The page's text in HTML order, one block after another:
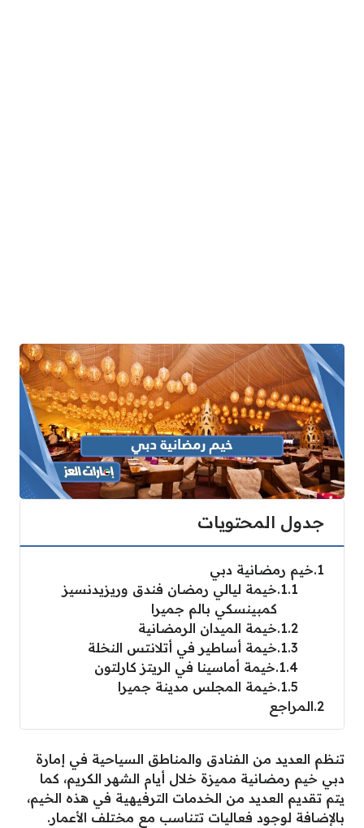
جدول المحتويات
1 خيم رمضانية دبي
1.1 خيمة ليالي رمضان فندق وريزيدنسيز
كمبينسكي بالم جميرا
1.2 خيمة الميدان الرمضانية
1.3 خيمة أساطير في أتلانتس النخلة
1.4 خيمة أماسينا في الريتز كارلتون
1.5 خيمة المجلس مدينة جميرا
2 المراجع
تنظم العديد من الفنادق والمناطق السياحية في إمارة
دبي خيم رمضانية مميزة خلال أيام الشهر الكريم، كما
يتم تقديم العديد من الخدمات الترفيهية في هذه الخيم،
بالإضافة لوجود فعاليات تتناسب مع مختلف الأعمار.